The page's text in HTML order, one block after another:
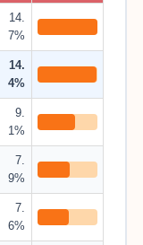
14.
7%
14.
4%
9.
1%
7.
9%
7.
6%